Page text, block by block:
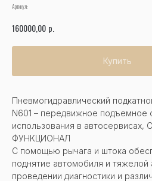
Артикул:
160000,00 р.
Купить
Пневмогидравлический
N601 – передвижное подъемное
использования в автосервисах,
ФУНКЦИОНАЛ
С помощью рычага и штока
поднятие автомобиля и тяжелой
проведении диагностики и